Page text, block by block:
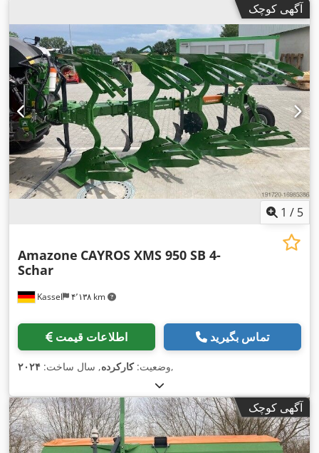
آگهی کوچک
1 / 5
Kassel ۴٬۱۳۸ km
Amazone CAYROS XMS 950 SB 4-
Schar
اطلاعات قیمت تماس بگیرید
وضعیت:کارکرده, سال ساخت: ۲۰۲۴ ,
آگهی کوچک